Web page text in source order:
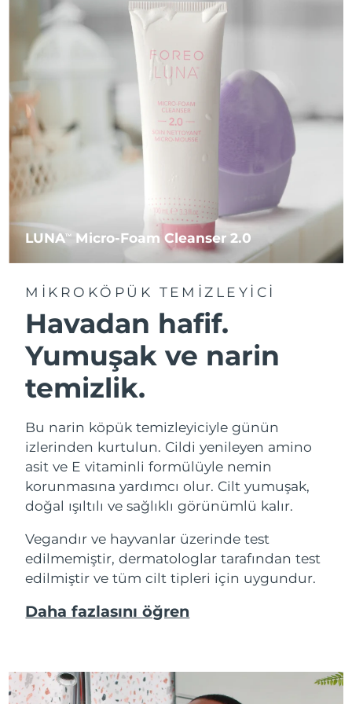
LUNATM Micro-Foam Cleanser 2.0
MIKROKÖPÜK TEMIZLEYICI
Havadan hafif.
Yumuşak ve narin
temizlik.
Bu narin köpük temizleyiciyle günün
izlerinden kurtulun. Cildi yenileyen amino
asit ve E vitaminli formülüyle nemin
korunmasına yardımcı olur. Cilt yumuşak,
doğal ışıltılı ve sağlıklı görünümlü kalır.
Vegandır ve hayvanlar üzerinde test
edilmemiştir, dermatologlar tarafından test
edilmiştir ve tüm cilt tipleri için uygundur.
Daha fazlasını öğren